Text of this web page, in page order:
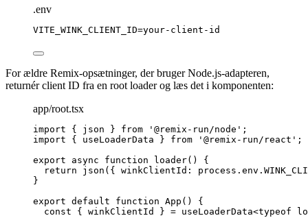
.env
VITE_WINK_CLIENT_ID=your-client-id
For ældre Remix-opsætninger, der bruger Node.js-adapteren,
returnér client ID fra en root loader og læs det i komponenten:
app/root.tsx
import { json } from ' @remix-run/node ' ;
import { useLoaderData } from ' @remix-run/react ' ;
export
async function loader()
{
return
json ({ winkClientId: process . env .
}
export default function App ()
{
const { winkClientId } = useLoaderData<typeof